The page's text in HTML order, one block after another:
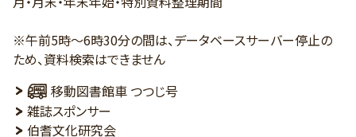
※午前5時～6時30分の間は、データベースサーバー停止の
ため、資料検索はできません
移動図書館車 つつじ号
雑誌スポンサー
伯耆文化研究会